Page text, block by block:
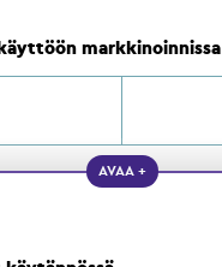
markkinoinnissa
AVAA +